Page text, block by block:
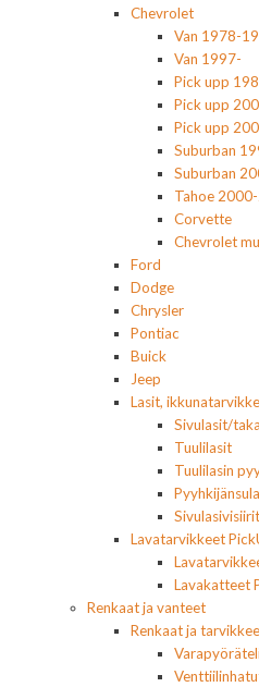
Chevrolet
Van 1978-
Van 1997-
Pick upp
Pick upp
Pick upp
Suburban
Suburban
Tahoe
Corvette
Chevrolet
Ford
Dodge
Chrysler
Pontiac
Buick
Jeep
Lasit,
Sivulasit/
Tuulilasit
Tuulilasin
Lavatarvikkeet
Lavakatteet
Renkaat ja vanteet
Renkaat ja